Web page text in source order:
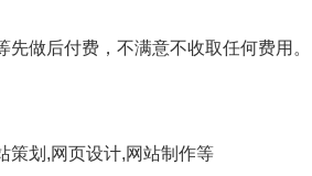
做后付费，不满意不收取任何费用。
策划,网页设计,网站制作等